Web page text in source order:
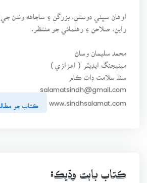
اوهان سڀني دوستن، بزرگن ۽ ساڃاهه وندن
راين، صلاحن ۽ رهنمائي جو منتظر.
محمد سليمان وساڻ
مينيجنگ ايڊيٽر ( اعزازي )
سنڌ سلامت ڊاٽ ڪام
salamatsindh@gmail.com
www.sindhsalamat.com
ڪتاب جو
ڪتاب بابت وڌيڪ: